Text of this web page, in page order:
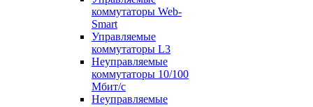
коммутаторы Web-
Smart
Управляемые
коммутаторы L3
Неуправляемые
коммутаторы 10/100
Мбит/с
Неуправляемые